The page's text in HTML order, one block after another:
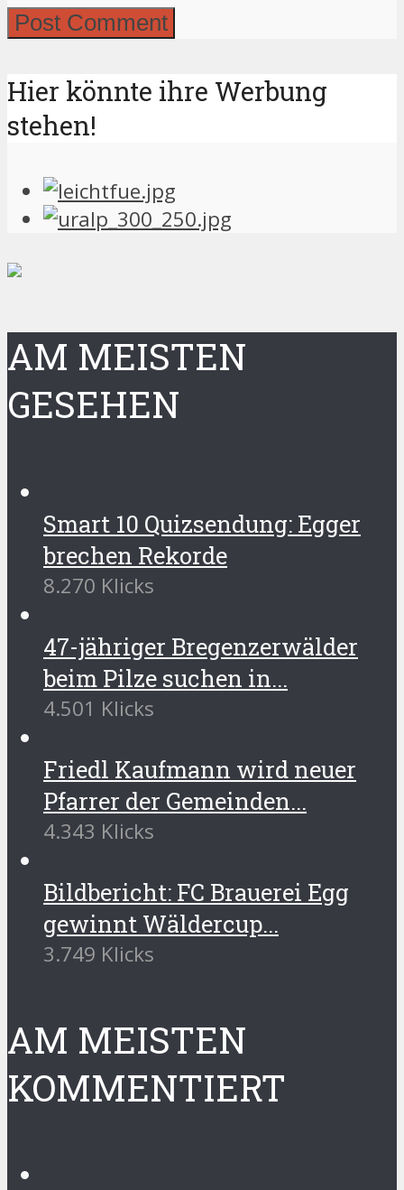
Hier könnte ihre Werbung
stehen!
AM MEISTEN
GESEHEN
Smart 10 Quizsendung: Egger
brechen Rekorde
8.270 Klicks
47-jähriger Bregenzerwälder
beim Pilze suchen in...
4.501 Klicks
Friedl Kaufmann wird neuer
Pfarrer der Gemeinden...
4.343 Klicks
Bildbericht: FC Brauerei Egg
gewinnt Wäldercup...
3.749 Klicks
AM MEISTEN
KOMMENTIERT